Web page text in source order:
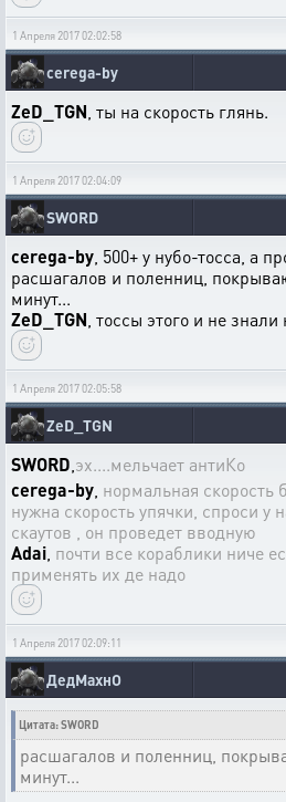
1 Апреля 2017 02:02:58
cerega-by
ZeD_TGN , ты на скорость глянь.
1 Апреля 2017 02:04:09
SWORD
cerega-by , 500+ у нубо-тосса, а
расшагалов и поленниц,
минут...
ZeD_TGN , тоссы этого и не знали
1 Апреля 2017 02:05:58
ZeD_TGN
SWORD эх....мельчает антиКо
cerega-by нормальная скорость
нужна скорость упячки, спроси у
скаутов , он проведет вводную
Adai почти все кораблики ниче
применять их де надо
1 Апреля 2017 02:09:11
ДедМахнО
Цитата: SWORD
расшагалов и поленниц,
минут...